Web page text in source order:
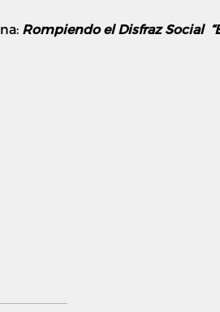
Rompiendo el Disfraz Social